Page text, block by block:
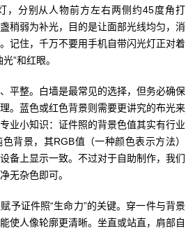
，分别从人物前方左右两侧约45度角打
稍弱为补光，目的是让面部光线均匀，消
记住，千万不要用手机自带闪光灯正对着
”和红眼。
平整。白墙是最常见的选择，但务必确保
。蓝色或红色背景则需要更讲究的布光来
业小知识：证件照的背景色值其实有行业
背景，其RGB值（一种颜色表示方法）
备上显示一致。不过对于自助制作，我们
无杂色即可。
予证件照“生命力”的关键。穿一件与背景
使人像轮廓更清晰。坐直或站直，肩部自